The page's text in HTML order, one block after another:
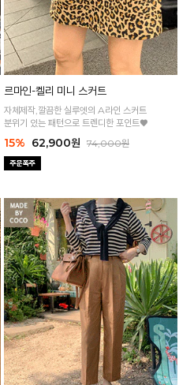
르마인-켈리 미니 스커트
자체제작,깔끔한 실루엣의 A라인 스커트
분위기 있는 패턴으로 트렌디한 포인트♥
15% 62,900원 74,000원